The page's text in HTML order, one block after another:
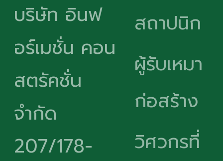
บริษัท อินฟ
อร์เมชั่น คอน
สตรัคชั่น
จำกัด
207/178-
สถาปนิก
ผู้รับเหมา
ก่อสร้าง
วิศวกรที่